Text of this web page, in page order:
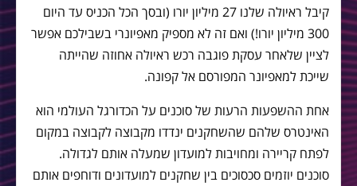
קיבל ראיולה שלנו 27 מיליון יורו (ובסך הכל הכניס עד היום
300 מיליון יורו!) ואם זה לא מספיק מאפיונרי בשבילכם אפשר
לציין שלאחר עסקת פוגבה רכש ראיולה אחוזה שהייתה
שייכת למאפיונר המפורסם אל קפונה.
אחת ההשפעות הרעות של סוכנים על הכדורגל העולמי הוא
האינטרס שלהם שהשחקנים ינדדו מקבוצה לקבוצה במקום
לפתח קריירה ומחויבות למועדון שמעלה אותם לגדולה.
סוכנים יוזמים סכסוכים בין שחקנים למועדונים ודוחפים אותם